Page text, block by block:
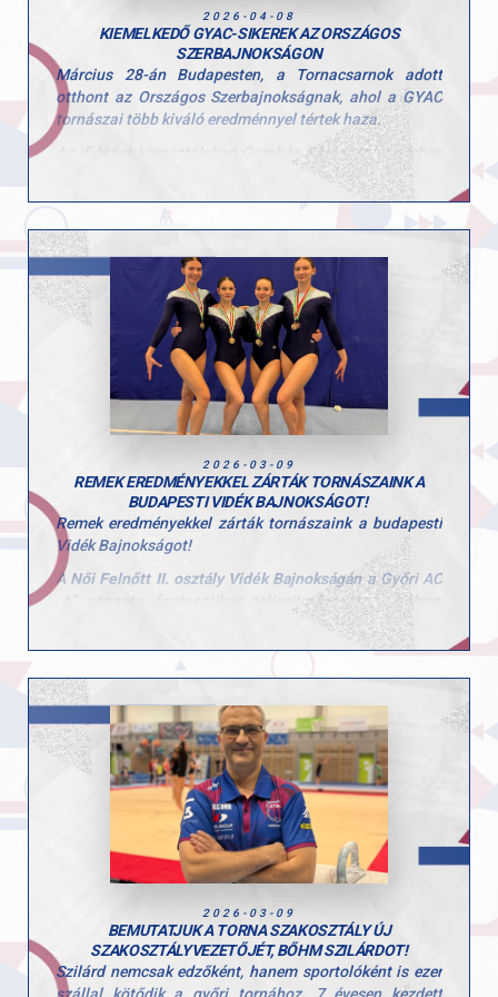
2026-04-08
KIEMELKEDŐ GYAC-SIKEREK AZ ORSZÁGOS
SZERBAJNOKSÁGON
Március 28-án Budapesten, a Tornacsarnok adott
otthont az Országos Szerbajnokságnak, ahol a GYAC
tornászai több kiváló eredménnyel tértek haza.
Az ifjúsági korosztályban Gombás Balázs lólengésben
a „Magyar Köztársaság Szerbajnoka” címet szerezte
meg. Emellett nyújton a 2., gyűrűn pedig a 4. helyen
A kadet mezőnyben Körmendi Zerind ugrásban lett a
„Magyar Köztársaság Szerbajnoka”. Talajon
ezüstérmet szerzett, korláton pedig a 4. helyen zárt.
hétvége eredményei jól mutatják a szakosztályban
zajló tudatos és következetes munkát, valamint a
versenyzők fejlődését.
Gratulálunk a sportolóknak és edzőiknek a
teljesítményhez. Hajrá GYAC!
2026-03-09
REMEK EREDMÉNYEKKEL ZÁRTÁK TORNÁSZAINK A
BUDAPESTI VIDÉK BAJNOKSÁGOT!
Remek eredményekkel zárták tornászaink a budapesti
Vidék Bajnokságot!
A Női Felnőtt II. osztály Vidék Bajnokságána Győri AC
„A” csapata fantasztikus teljesítménnyel1. helyen
5. helyet szerezte meg
Csapatbajnok (GYAC „A”):
Tóth-Prépost Petra, Linnert Noémi Anna, Zsédely
Rozália, Feix Dorka
GYAC „B” csapat (5. hely):
Birinyi Bodza, Csonka-Rajky Elizabet, Tamásy Alexa,
Szilágyi-Janó Polli
Az egyéni összetett versenyben is több szép helyezés
Bronzérem: Tóth-Prépost Petra
5. Linnert Noémi Anna
9. Zsédely Rozália
10. Szilágyi-Janó Polli
Szerenkénti döntőkben:
2026-03-09
BEMUTATJUK A TORNA SZAKOSZTÁLY ÚJ
SZAKOSZTÁLYVEZETŐJÉT, BŐHM SZILÁRDOT!
Szilárd nemcsak edzőként, hanem sportolóként is ezer